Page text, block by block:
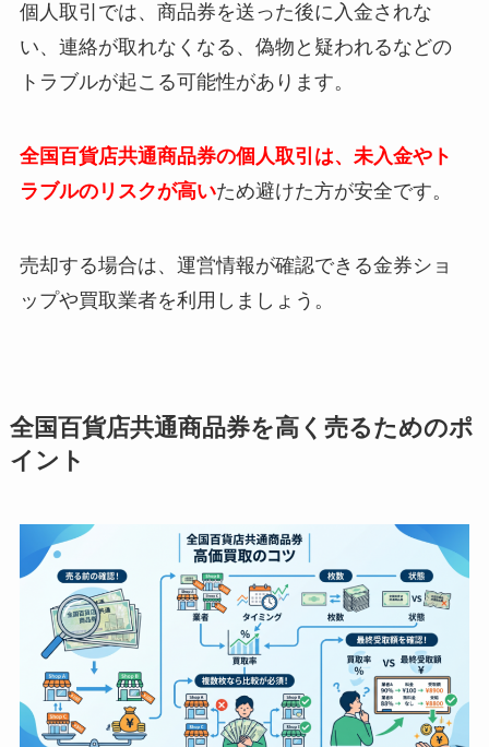
個人取引では、商品券を送った後に入金されな
い、連絡が取れなくなる、偽物と疑われるなどの
トラブルが起こる可能性があります。
全国百貨店共通商品券の個人取引は、未入金やト
ラブルのリスクが高いため避けた方が安全です。
売却する場合は、運営情報が確認できる金券ショ
ップや買取業者を利用しましょう。
全国百貨店共通商品券を高く売るためのポ
イント